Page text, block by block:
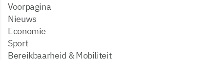
Voorpagina
Nieuws
Economie
Sport
Bereikbaarheid & Mobiliteit